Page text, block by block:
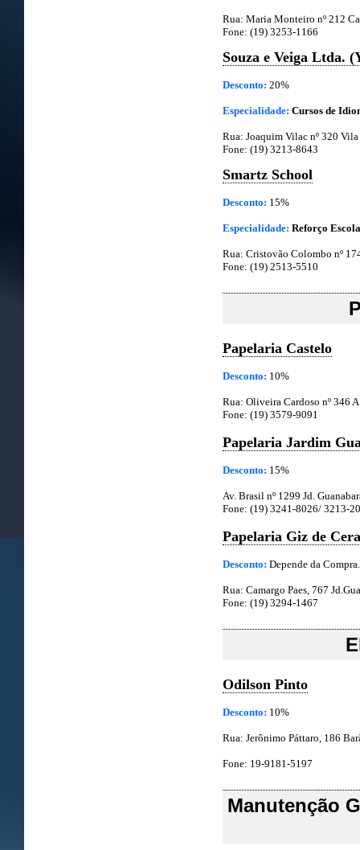
Rua: Maria Monteiro nº 212
Fone: (19) 3253-1166
Souza e Veiga Ltda.
Desconto: 20%
Especialidade: Cursos de
Rua: Joaquim Vilac nº 320
Fone: (19) 3213-8643
Smartz School
Desconto: 15%
Especialidade: Reforço
Rua: Cristovão Colombo nº
Fone: (19) 2513-5510
Papelaria Castelo
Desconto: 10%
Rua: Oliveira Cardoso nº 346
Fone: (19) 3579-9091
Papelaria Jardim
Desconto: 15%
Av. Brasil nº 1299 Jd.
Fone: (19) 3241-8026/ 3213-
Papelaria Giz de Cera
Desconto: Depende da Compra.
Rua: Camargo Paes, 767
Fone: (19) 3294-1467
Odilson Pinto
Desconto: 10%
Rua: Jerônimo Páttaro, 186
Fone: 19-9181-5197
Manutenção